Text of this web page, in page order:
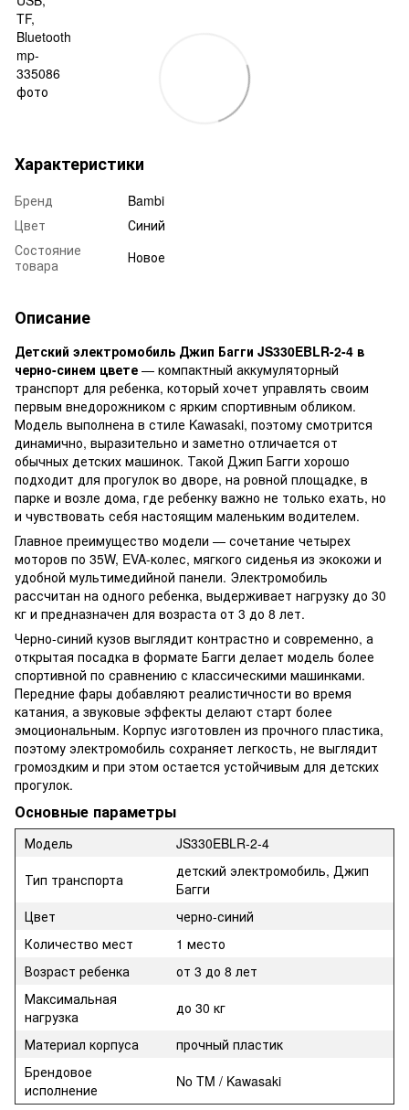
Характеристики
Бренд
Bambi
Цвет
Синий
Состояние
товара
Новое
Описание
Детский электромобиль Джип Багги JS330EBLR-2-4 в
черно-синем цвете — компактный аккумуляторный
транспорт для ребенка, который хочет управлять своим
первым внедорожником с ярким спортивным обликом.
Модель выполнена в стиле Kawasaki, поэтому смотрится
динамично, выразительно и заметно отличается от
обычных детских машинок. Такой Джип Багги хорошо
подходит для прогулок во дворе, на ровной площадке, в
парке и возле дома, где ребенку важно не только ехать, но
и чувствовать себя настоящим маленьким водителем.
Главное преимущество модели — сочетание четырех
моторов по 35W, EVA-колес, мягкого сиденья из экокожи и
удобной мультимедийной панели. Электромобиль
рассчитан на одного ребенка, выдерживает нагрузку до 30
кг и предназначен для возраста от 3 до 8 лет.
Черно-синий кузов выглядит контрастно и современно, а
открытая посадка в формате Багги делает модель более
спортивной по сравнению с классическими машинками.
Передние фары добавляют реалистичности во время
катания, а звуковые эффекты делают старт более
эмоциональным. Корпус изготовлен из прочного пластика,
поэтому электромобиль сохраняет легкость, не выглядит
громоздким и при этом остается устойчивым для детских
прогулок.
Основные параметры
Модель
JS330EBLR-2-4
Тип транспорта
детский электромобиль, Джип
Багги
Цвет
черно-синий
Количество мест
1 место
Возраст ребенка
от 3 до 8 лет
Максимальная
нагрузка
до 30 кг
Материал корпуса
прочный пластик
Брендовое
исполнение
No TM / Kawasaki